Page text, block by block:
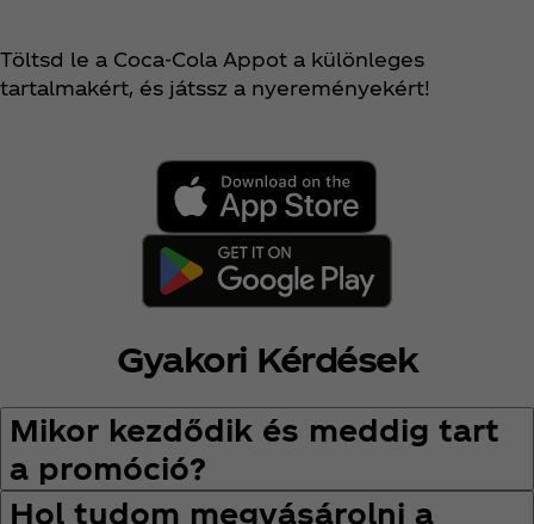
Töltsd le a Coca‑Cola Appot a különleges
tartalmakért, és játssz a nyereményekért!
Gyakori Kérdések
Mikor kezdődik és meddig tart
a promóció?
Hol tudom megvásárolni a